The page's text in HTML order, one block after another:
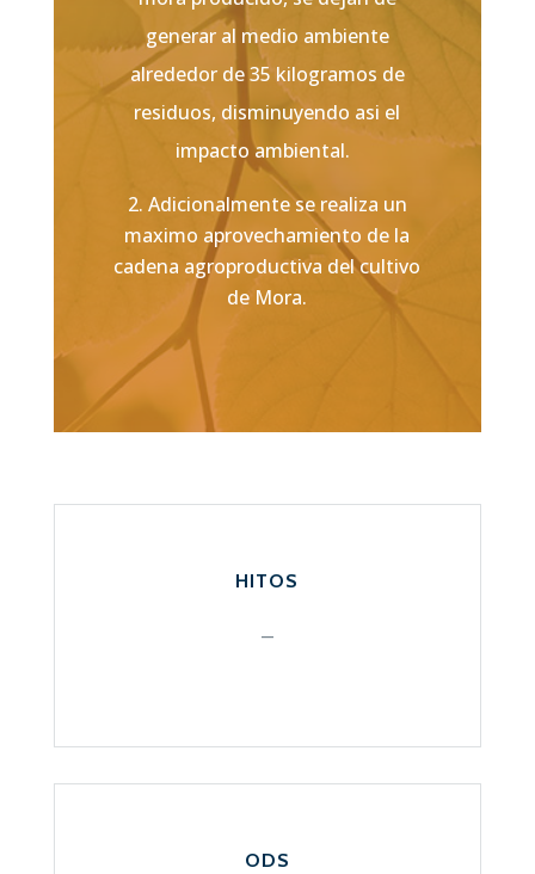
generar al medio ambiente
alrededor de 35 kilogramos de
residuos, disminuyendo asi el
impacto ambiental.
Adicionalmente se realiza un
maximo aprovechamiento de la
cadena agroproductiva del cultivo
de Mora.
HITOS
—
ODS